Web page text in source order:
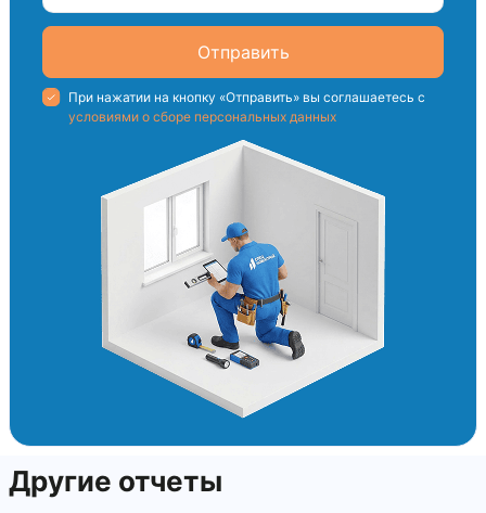
Отправить
При нажатии на кнопку «Отправить» вы соглашаетесь с
условиями о сборе персональных данных
Другие отчеты